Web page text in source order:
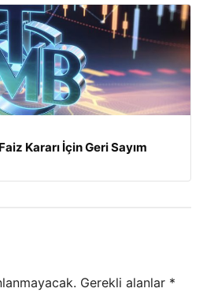
Kararı İçin Geri Sayım
Gerekli alanlar *